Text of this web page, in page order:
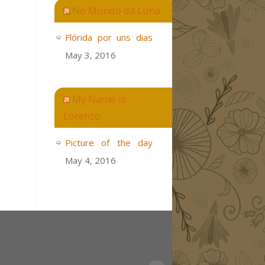
No Mundo da Luna
Flórida por uns dias
May 3, 2016
My Name is
Lorenzo
Picture of the day
May 4, 2016